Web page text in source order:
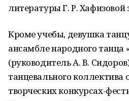
литературы Г. Р. Хафизовой
Кроме учебы, девушка
ансамбле народного танца
(руководитель А. В.
танцевального коллектива
творческих конкурсах-